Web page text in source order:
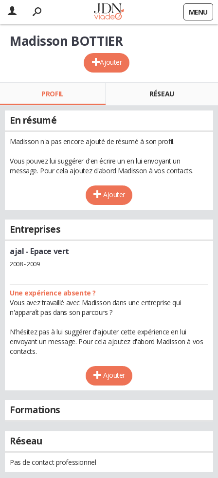
MENU
Ajouter
Madisson BOTTIER
PROFIL RÉSEAU
En résumé
Madisson n'a pas encore ajouté de résumé à son profil.
Vous pouvez lui suggérer d'en écrire un en lui envoyant un
message. Pour cela ajoutez d'abord Madisson à vos contacts.
Ajouter
Entreprises
ajal - Epace vert
2008 - 2009
Une expérience absente ?
Vous avez travaillé avec Madisson dans une entreprise qui
n'apparaît pas dans son parcours ?
N'hésitez pas à lui suggérer d'ajouter cette expérience en lui
envoyant un message. Pour cela ajoutez d'abord Madisson à vos
contacts.
Ajouter
Formations
Réseau
Pas de contact professionnel